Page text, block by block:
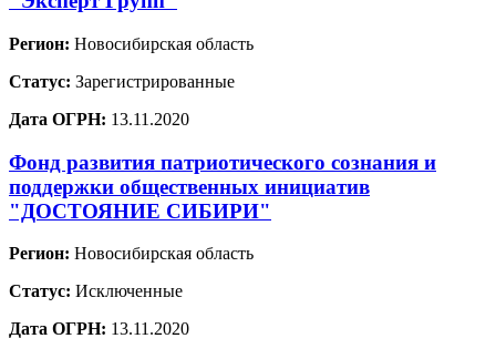
Регион: Новосибирская область
Статус: Зарегистрированные
Дата ОГРН: 13.11.2020
Фонд развития патриотического сознания и
поддержки общественных инициатив
"ДОСТОЯНИЕ СИБИРИ"
Регион: Новосибирская область
Статус: Исключенные
Дата ОГРН: 13.11.2020